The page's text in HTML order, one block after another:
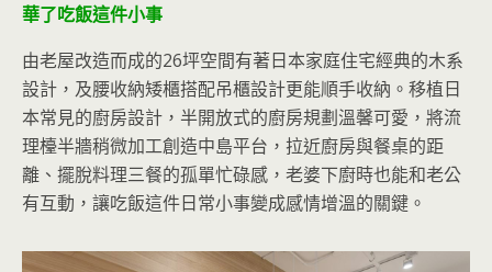
華了吃飯這件小事
由老屋改造而成的26坪空間有著日本家庭住宅經典的木系
設計，及腰收納矮櫃搭配吊櫃設計更能順手收納。移植日
本常見的廚房設計，半開放式的廚房規劃溫馨可愛，將流
理檯半牆稍微加工創造中島平台，拉近廚房與餐桌的距
離、擺脫料理三餐的孤單忙碌感，老婆下廚時也能和老公
有互動，讓吃飯這件日常小事變成感情增溫的關鍵。